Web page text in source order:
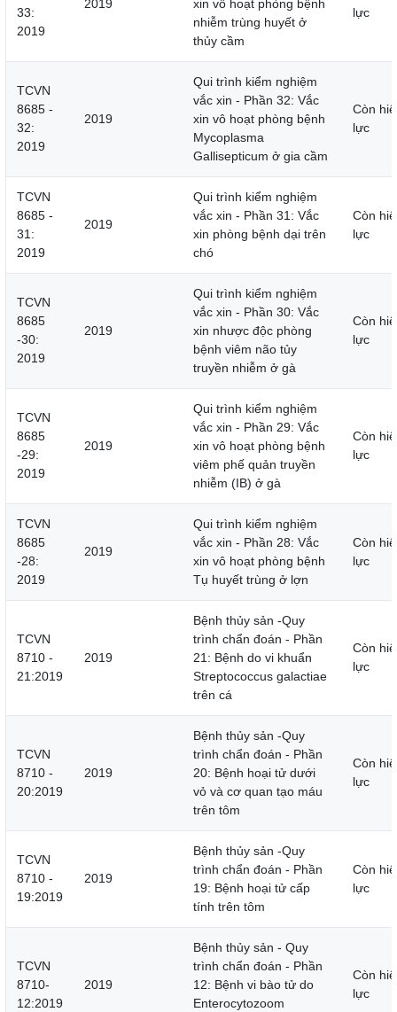
33:
2019
2019
xin vô hoạt phòng bệnh
nhiễm trùng huyết ở
thủy cầm
lực
TCVN
8685 -
32:
2019
2019
Qui trình kiểm nghiệm
vắc xin - Phần 32: Vắc
xin vô hoạt phòng bệnh
Mycoplasma
Gallisepticum ở gia cầm
Còn
lực
TCVN
8685 -
31:
2019
2019
Qui trình kiểm nghiệm
vắc xin - Phần 31: Vắc
xin phòng bệnh dại trên
chó
Còn
lực
TCVN
8685
-30:
2019
2019
Qui trình kiểm nghiệm
vắc xin - Phần 30: Vắc
xin nhược độc phòng
bệnh viêm não tủy
truyền nhiễm ở gà
Còn
lực
TCVN
8685
-29:
2019
2019
Qui trình kiểm nghiệm
vắc xin - Phần 29: Vắc
xin vô hoạt phòng bệnh
viêm phế quản truyền
nhiễm (IB) ở gà
Còn
lực
TCVN
8685
-28:
2019
2019
Qui trình kiểm nghiệm
vắc xin - Phần 28: Vắc
xin vô hoạt phòng bệnh
Tụ huyết trùng ở lợn
Còn
lực
TCVN
8710 -
21:2019
2019
Bệnh thủy sản -Quy
trình chẩn đoán - Phần
21: Bệnh do vi khuẩn
Streptococcus galactiae
trên cá
Còn
lực
TCVN
8710 -
20:2019
2019
Bệnh thủy sản -Quy
trình chẩn đoán - Phần
20: Bệnh hoại tử dưới
vỏ và cơ quan tạo máu
trên tôm
Còn
lực
TCVN
8710 -
19:2019
2019
Bệnh thủy sản -Quy
trình chẩn đoán - Phần
19: Bệnh hoại tử cấp
tính trên tôm
Còn
lực
TCVN
8710-
12:2019
2019
Bệnh thủy sản - Quy
trình chẩn đoán - Phần
12: Bệnh vi bào tử do
Enterocytozoom
Còn
lực